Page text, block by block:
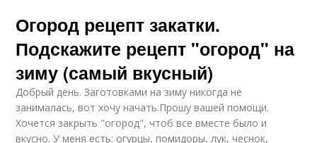
Огород рецепт закатки.
Подскажите рецепт "огород" на
зиму (самый вкусный)
Добрый день. Заготовками на зиму никогда не
занималась, вот хочу начать.Прошу вашей помощи.
Хочется закрыть "огород", чтоб все вместе было и
вкусно. У меня есть: огурцы, помидоры, лук, чеснок,